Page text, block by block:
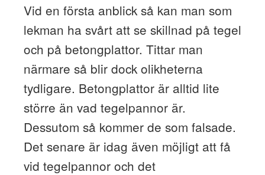
Vid en första anblick så kan man som
lekman ha svårt att se skillnad på tegel
och på betongplattor. Tittar man
närmare så blir dock olikheterna
tydligare. Betongplattor är alltid lite
större än vad tegelpannor är.
Dessutom så kommer de som falsade.
Det senare är idag även möjligt att få
vid tegelpannor och det